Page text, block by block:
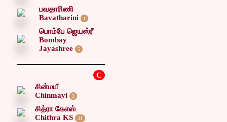
பவதாரிணி
Bavatharini
1
பொம்பே ஜெயஸ்ரீ
Bombay
Jayashree
5
C
சின்மயீ
Chinmayi
3
சித்ரா கேஎஸ்
Chithra KS
31